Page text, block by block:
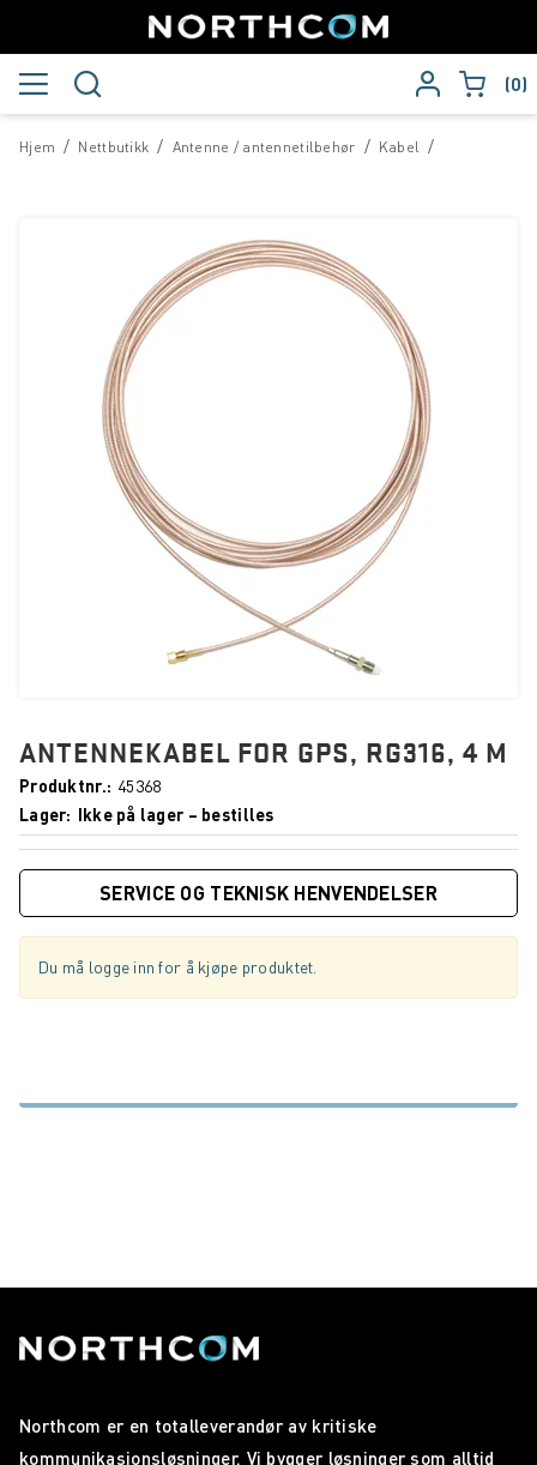
0
/
Hjem /
Nettbutikk /
Antenne / antennetilbehør /
Kabel
ANTENNEKABEL FOR GPS, RG316, 4 M
Produktnr.
45368
Lager
Ikke på lager – bestilles
SERVICE OG TEKNISK HENVENDELSER
Du må logge inn for å kjøpe produktet.
Northcom er en totalleverandør av kritiske
kommunikasjonsløsninger. Vi bygger løsninger som alltid